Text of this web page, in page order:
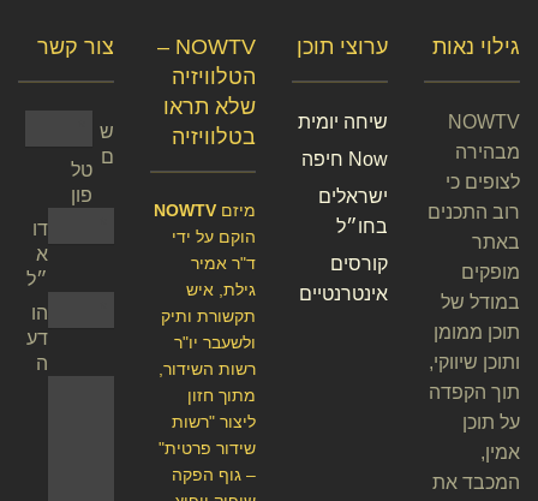
צור קשר
ש
ם
טל
פון
דו
א
״ל
הו
דע
ה
NOWTV –
הטלוויזיה
שלא תראו
בטלוויזיה
מיזם NOWTV
הוקם על ידי
ד"ר אמיר
גילת, איש
תקשורת ותיק
ולשעבר יו"ר
רשות השידור,
מתוך חזון
ליצור "רשות
שידור פרטית"
– גוף הפקה
ערוצי תוכן
שיחה יומית
Now חיפה
ישראלים
בחו״ל
קורסים
אינטרנטיים
גילוי נאות
NOWTV
מבהירה
לצופים כי
רוב התכנים
באתר
מופקים
במודל של
תוכן ממומן
ותוכן שיווקי,
תוך הקפדה
על תוכן
אמין,
המכבד את